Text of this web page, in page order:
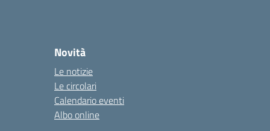
Novità
Le notizie
Le circolari
Calendario eventi
Albo online